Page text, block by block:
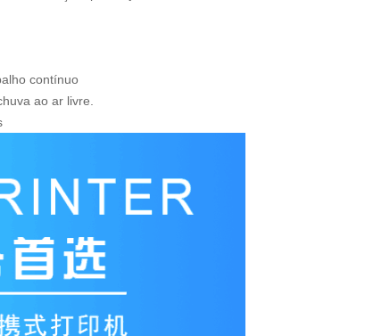
contínuo
ao ar livre.